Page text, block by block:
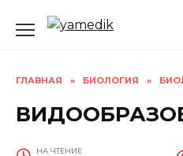
ГЛАВНАЯ » БИОЛОГИЯ »
НА ЧТЕНИЕ